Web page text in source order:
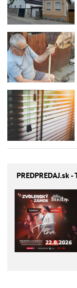
PREDPREDAJ.sk -